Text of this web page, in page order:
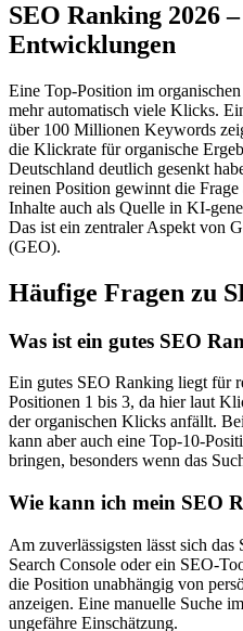
SEO Ranking 2026
Entwicklungen
Eine Top-Position im
mehr automatisch viele Klicks.
über 100 Millionen Keywords
die Klickrate für organische
Deutschland deutlich gesenkt
reinen Position gewinnt die
Inhalte auch als Quelle in KI-
Das ist ein zentraler Aspekt von
(GEO).
Häufige Fragen zu
Was ist ein gutes SEO
Ein gutes SEO Ranking liegt für
Positionen 1 bis 3, da hier laut
der organischen Klicks anfällt.
kann aber auch eine Top-10-
bringen, besonders wenn das
Wie kann ich mein SEO
Am zuverlässigsten lässt sich
Search Console oder ein SEO-
die Position unabhängig von
anzeigen. Eine manuelle Suche
ungefähre Einschätzung.